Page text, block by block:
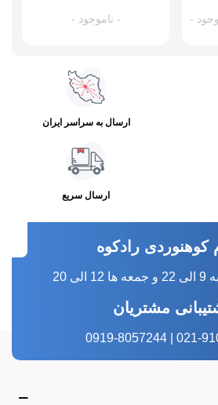
-
- ناموجود -
ارسال به سراسر ایران
ارسال سریع
کوهنوردی رادکوه
20
مشتریان
021-91097833